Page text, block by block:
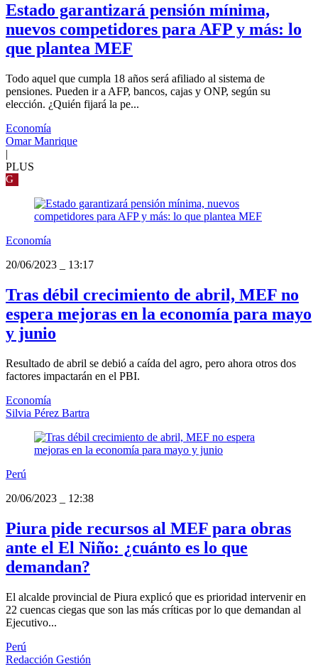
Estado garantizará pensión mínima,
nuevos competidores para AFP y más: lo
que plantea MEF
Todo aquel que cumpla 18 años será afiliado al sistema de
pensiones. Pueden ir a AFP, bancos, cajas y ONP, según su
elección. ¿Quién fijará la pe...
Economía
Omar Manrique
|
PLUS
G
Economía
20/06/2023
13:17
Tras débil crecimiento de abril, MEF no
espera mejoras en la economía para mayo
y junio
Resultado de abril se debió a caída del agro, pero ahora otros dos
factores impactarán en el PBI.
Economía
Silvia Pérez Bartra
Perú
20/06/2023
12:38
Piura pide recursos al MEF para obras
ante el El Niño: ¿cuánto es lo que
demandan?
El alcalde provincial de Piura explicó que es prioridad intervenir en
22 cuencas ciegas que son las más críticas por lo que demandan al
Ejecutivo...
Perú
Redacción Gestión